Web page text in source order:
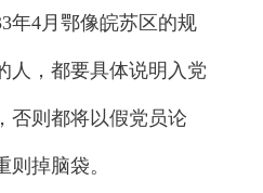
年4月鄂像皖苏区的规
人，都要具体说明入党
否则都将以假党员论
掉脑袋。